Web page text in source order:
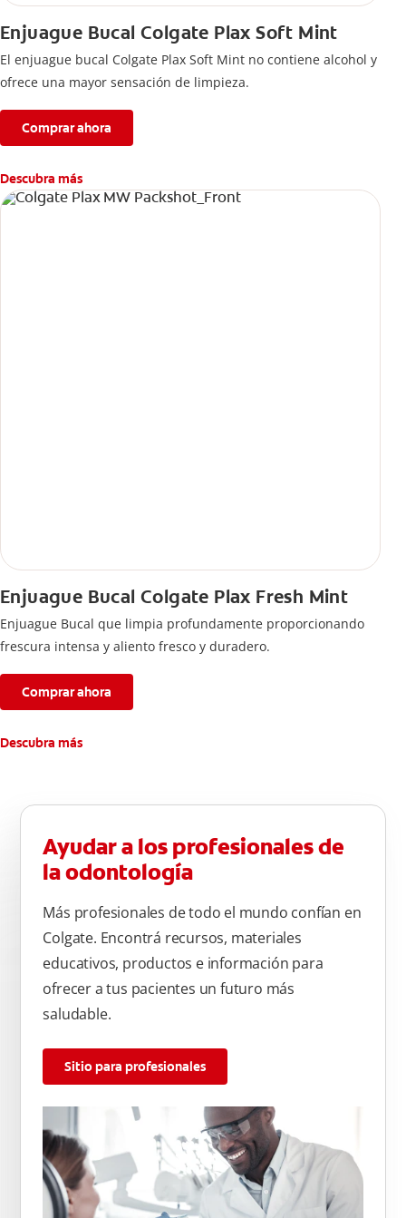
Enjuague Bucal Colgate Plax Soft Mint
El enjuague bucal Colgate Plax Soft Mint no contiene alcohol y
ofrece una mayor sensación de limpieza.
Comprar ahora
Descubra más
Enjuague Bucal Colgate Plax Fresh Mint
Enjuague Bucal que limpia profundamente proporcionando
frescura intensa y aliento fresco y duradero.
Comprar ahora
Descubra más
Ayudar a los profesionales de
la odontología
Más profesionales de todo el mundo confían en
Colgate. Encontrá recursos, materiales
educativos, productos e información para
ofrecer a tus pacientes un futuro más
saludable.
Sitio para profesionales